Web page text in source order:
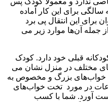
برای این کار آماده
برای این انتقال پی برد
آن‌ها موارد زیر می
قبلی خود دارد. کودک
مختلف در منزل نشان می
خواب‌های بزرگ و مخصوص به
در مورد تخت خواب‌های
آورد. شما با کسب